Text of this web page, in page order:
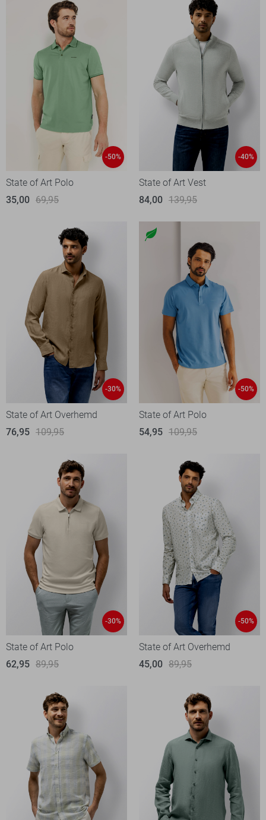
-50%
State of Art Polo
35,00 69,95
-40%
State of Art Vest
84,00 139,95
-30%
State of Art Overhemd
76,95 109,95
-50%
State of Art Polo
54,95 109,95
-30%
State of Art Polo
62,95 89,95
-50%
State of Art Overhemd
45,00 89,95